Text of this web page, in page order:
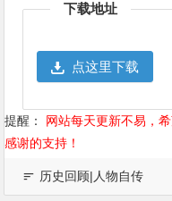
下载地址
点这里下载
提醒：
网站每天更新不易，
感谢的支持！
历史回顾|人物自传